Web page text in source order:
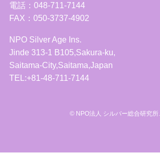
電話：048-711-7144
FAX：050-3737-4902
NPO Silver Age Ins.
Jinde 313-1 B105,Sakura-ku,
Saitama-City,Saitama,Japan
TEL:+81-48-711-7144
© NPO法人 シルバー総合研究所.